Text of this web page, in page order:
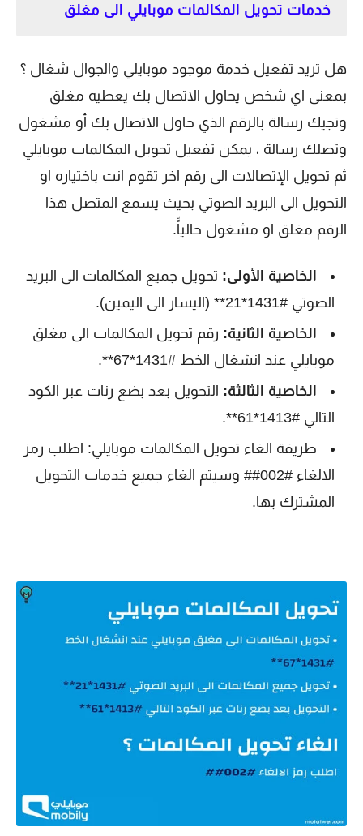
خدمات تحويل المكالمات موبايلي الى مغلق
هل تريد تفعيل خدمة موجود موبايلي والجوال شغال ؟
بمعنى اي شخص يحاول الاتصال بك يعطيه مغلق
وتجيك رسالة بالرقم الذي حاول الاتصال بك أو مشغول
وتصلك رسالة ، يمكن تفعيل تحويل المكالمات موبايلي
ثم تحويل الإتصالات الى رقم اخر تقوم انت باختياره او
التحويل الى البريد الصوتي بحيث يسمع المتصل هذا
الرقم مغلق او مشغول حالياًً.
الخاصية الأولى: تحويل جميع المكالمات الى البريد
الصوتي #1431*21**
(اليسار الى اليمين).
الخاصية الثانية: رقم تحويل المكالمات الى مغلق
موبايلي عند انشغال الخط #1431*67**.
الخاصية الثالثة:
‫التحويل بعد بضع رنات‬ عبر الكود
التالي #1413*61**.
طريقة الغاء تحويل المكالمات موبايلي: اطلب رمز
الالغاء #002## وسيتم الغاء جميع خدمات التحويل
المشترك بها.